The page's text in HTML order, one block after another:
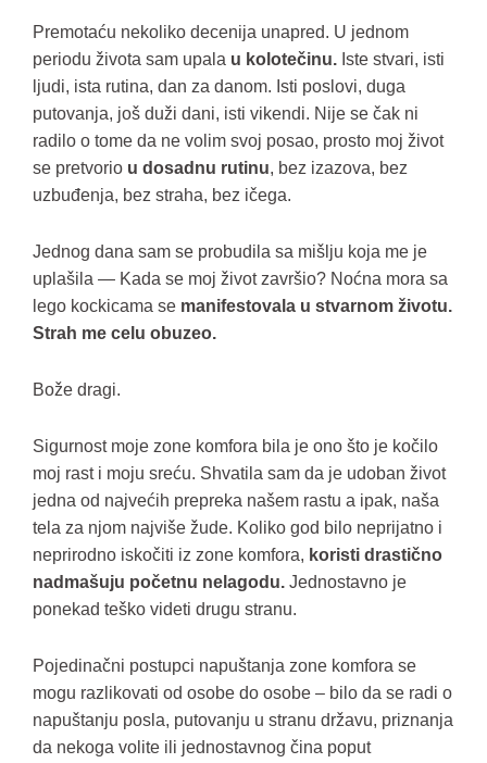
Premotaću nekoliko decenija unapred. U jednom
periodu života sam upala u kolotečinu. Iste stvari, isti
ljudi, ista rutina, dan za danom. Isti poslovi, duga
putovanja, još duži dani, isti vikendi. Nije se čak ni
radilo o tome da ne volim svoj posao, prosto moj život
se pretvorio u dosadnu rutinu, bez izazova, bez
uzbuđenja, bez straha, bez ičega.
Jednog dana sam se probudila sa mišlju koja me je
uplašila — Kada se moj život završio? Noćna mora sa
lego kockicama se manifestovala u stvarnom životu.
Strah me celu obuzeo.
Bože dragi.
Sigurnost moje zone komfora bila je ono što je kočilo
moj rast i moju sreću. Shvatila sam da je udoban život
jedna od najvećih prepreka našem rastu a ipak, naša
tela za njom najviše žude. Koliko god bilo neprijatno i
neprirodno iskočiti iz zone komfora, koristi drastično
nadmašuju početnu nelagodu. Jednostavno je
ponekad teško videti drugu stranu.
Pojedinačni postupci napuštanja zone komfora se
mogu razlikovati od osobe do osobe – bilo da se radi o
napuštanju posla, putovanju u stranu državu, priznanja
da nekoga volite ili jednostavnog čina poput